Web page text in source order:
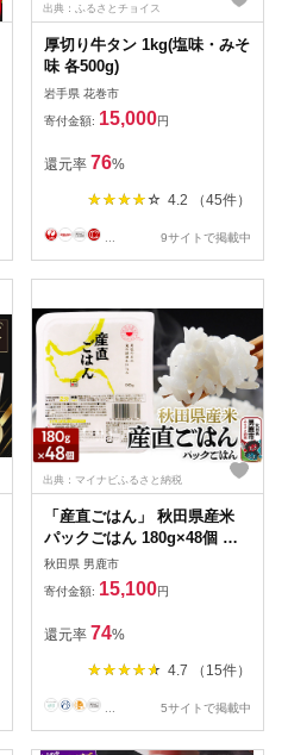
出典：ふるさとチョイス
厚切り牛タン 1kg(塩味・みそ
味 各500g)
岩手県 花巻市
寄付金額: 15,000円
還元率 76%
4.2 （45件）
9サイトで掲載中
出典：マイナビふるさと納税
「産直ごはん」 秋田県産米
パックごはん 180g×48個 米
お米 ご飯 災害時 保存食 防災
食 非常食 備蓄 常備 セット
秋田県 男鹿市
寄付金額: 15,100円
還元率 74%
4.7 （15件）
5サイトで掲載中